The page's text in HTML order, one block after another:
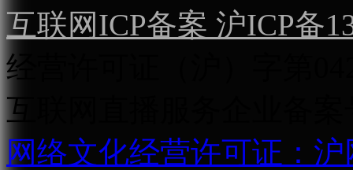
互联网ICP备案 沪ICP备
经营许可证（沪）字第
互联网直播服务企业备案
网络文化经营许可证：